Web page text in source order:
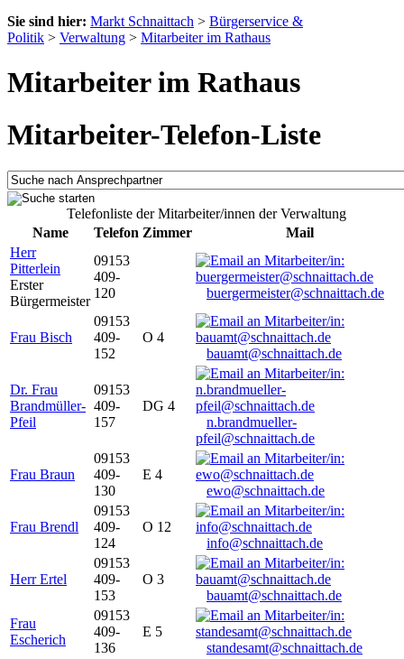
Sie sind hier: Markt Schnaittach > Bürgerservice &
Politik > Verwaltung > Mitarbeiter im Rathaus
Mitarbeiter im Rathaus
Mitarbeiter-Telefon-Liste
Telefonliste der Mitarbeiter/innen der Verwaltung
Name
Telefon Zimmer
Mail
Herr
Pitterlein
Erster
Bürgermeister
09153
409-
120
buergermeister@schnaittach.de
Frau Bisch
09153
409-
152
O 4
bauamt@schnaittach.de
Dr. Frau
Brandmüller-
Pfeil
09153
409-
157
DG 4
n.brandmueller-
pfeil@schnaittach.de
Frau Braun
09153
409-
130
E 4
ewo@schnaittach.de
Frau Brendl
09153
409-
124
O 12
info@schnaittach.de
Herr Ertel
09153
409-
153
O 3
bauamt@schnaittach.de
Frau
Escherich
09153
409-
136
E 5
standesamt@schnaittach.de